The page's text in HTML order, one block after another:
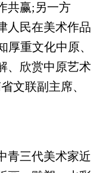
共赢;另一方
人民在美术作品
厚重文化中原、
、欣赏中原艺术
文联副主席、
三代美术家近